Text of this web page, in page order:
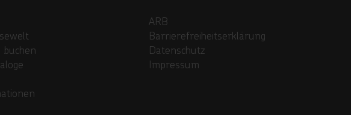
ARB
Barrierefreiheitserklärung
Datenschutz
Impressum